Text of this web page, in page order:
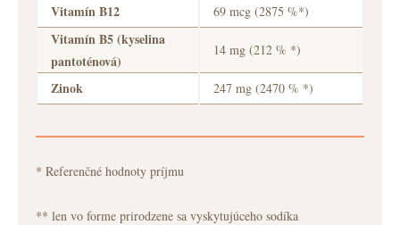
Vitamín B12 69 mcg (2875 %*)
Vitamín B5 (kyselina
pantoténová)
14 mg (212 % *)
Zinok 247 mg (2470 % *)
* Referenčné hodnoty príjmu
** len vo forme prirodzene sa vyskytujúceho sodíka